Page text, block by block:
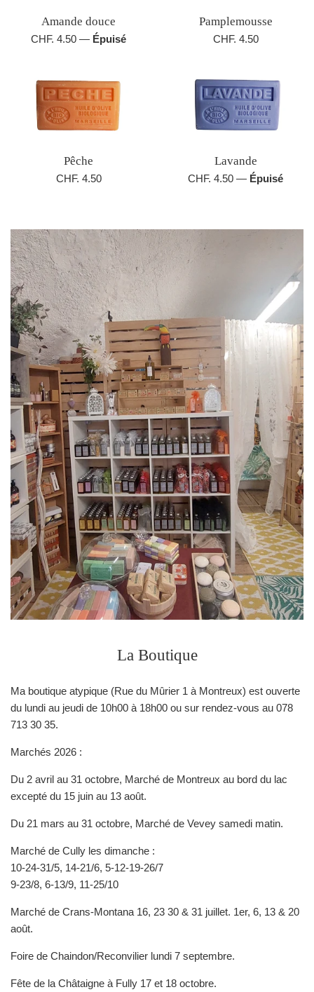
Amande douce
Prix
CHF. 4.50 — Épuisé
Pamplemousse
Prix
CHF. 4.50
Pêche
Prix
CHF. 4.50
Lavande
Prix
CHF. 4.50 — Épuisé
La Boutique
Ma boutique atypique (Rue du Mûrier 1 à Montreux) est ouverte
du lundi au jeudi de 10h00 à 18h00 ou sur rendez-vous au 078
713 30 35.
Marchés 2026 :
Du 2 avril au 31 octobre, Marché de Montreux au bord du lac
excepté du 15 juin au 13 août.
Du 21 mars au 31 octobre, Marché de Vevey samedi matin.
Marché de Cully les dimanche :
10-24-31/5, 14-21/6, 5-12-19-26/7
9-23/8, 6-13/9, 11-25/10
Marché de Crans-Montana 16, 23 30 & 31 juillet. 1er, 6, 13 & 20
août.
Foire de Chaindon/Reconvilier lundi 7 septembre.
Fête de la Châtaigne à Fully 17 et 18 octobre.